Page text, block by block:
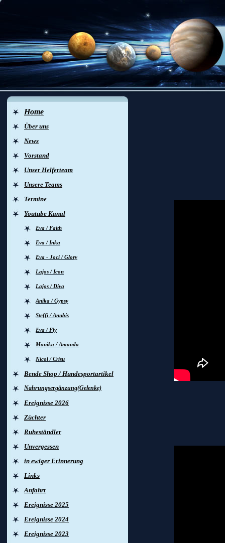
Home
Über uns
News
Vorstand
Unser Helferteam
Unsere Teams
Termine
Youtube Kanal
Eva / Faith
Eva / Inka
Eva - Joci / Glory
Lajos / Icon
Lajos / Diva
Anika / Gypsy
Steffi / Anubis
Eva / Fly
Monika / Amanda
Nicol / Crisu
Bende Shop / Hundesportartikel
Nahrungsergänzung(Gelenke)
Ereignisse 2026
Züchter
Ruheständler
Unvergessen
in ewiger Erinnerung
Links
Anfahrt
Ereignisse 2025
Ereignisse 2024
Ereignisse 2023